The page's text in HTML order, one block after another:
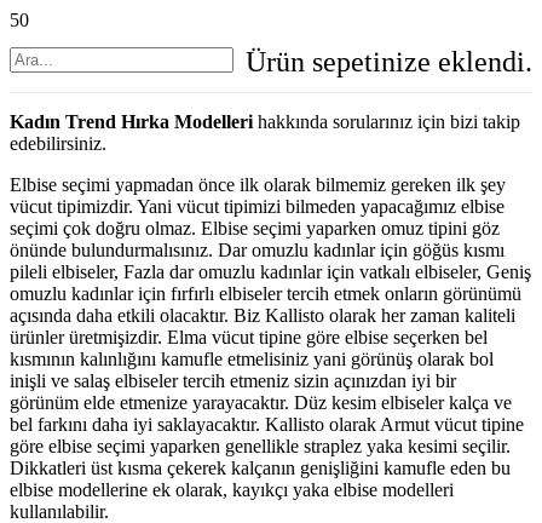
Ürün sepetinize eklendi.
Kadın Trend Hırka Modelleri hakkında sorularınız için bizi takip
edebilirsiniz.
Elbise seçimi yapmadan önce ilk olarak bilmemiz gereken ilk şey
vücut tipimizdir. Yani vücut tipimizi bilmeden yapacağımız elbise
seçimi çok doğru olmaz. Elbise seçimi yaparken omuz tipini göz
önünde bulundurmalısınız. Dar omuzlu kadınlar için göğüs kısmı
pileli elbiseler, Fazla dar omuzlu kadınlar için vatkalı elbiseler, Geniş
omuzlu kadınlar için fırfırlı elbiseler tercih etmek onların görünümü
açısında daha etkili olacaktır. Biz Kallisto olarak her zaman kaliteli
ürünler üretmişizdir. Elma vücut tipine göre elbise seçerken bel
kısmının kalınlığını kamufle etmelisiniz yani görünüş olarak bol
inişli ve salaş elbiseler tercih etmeniz sizin açınızdan iyi bir
görünüm elde etmenize yarayacaktır. Düz kesim elbiseler kalça ve
bel farkını daha iyi saklayacaktır. Kallisto olarak Armut vücut tipine
göre elbise seçimi yaparken genellikle straplez yaka kesimi seçilir.
Dikkatleri üst kısma çekerek kalçanın genişliğini kamufle eden bu
elbise modellerine ek olarak, kayıkçı yaka elbise modelleri
kullanılabilir.